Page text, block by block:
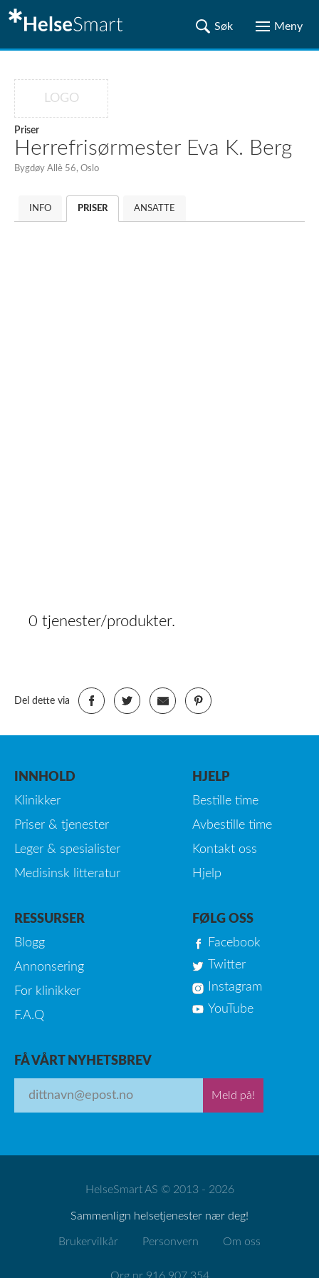
LOGO
Priser
Herrefrisørmester Eva K. Berg
Bygdøy Allè 56, Oslo
INFO PRISER ANSATTE
0 tjenester/produkter.
Del dette via
INNHOLD
Klinikker
Priser & tjenester
Leger & spesialister
Medisinsk litteratur
HJELP
Bestille time
Avbestille time
Kontakt oss
Hjelp
RESSURSER
Blogg
Annonsering
For klinikker
F.A.Q
FØLG OSS
Facebook
Twitter
Instagram
YouTube
FÅ VÅRT NYHETSBREV
Meld på!
HelseSmart AS © 2013 - 2026
Sammenlign helsetjenester nær deg!
Brukervilkår Personvern Om oss